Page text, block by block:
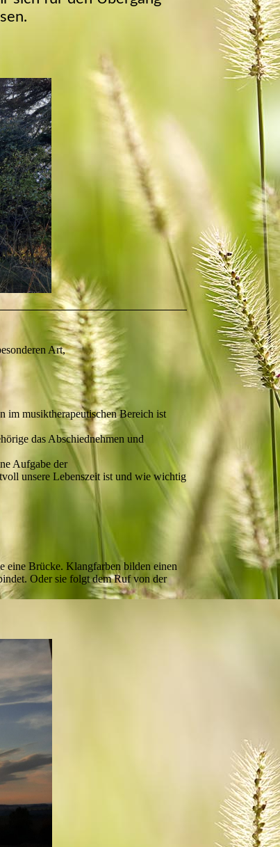
Art,
im musiktherapeutischen Bereich ist
das Abschiednehmen und
Aufgabe der
unsere Lebenszeit ist und wie wichtig
eine Brücke. Klangfarben bilden einen
Oder sie folgt dem Ruf von der